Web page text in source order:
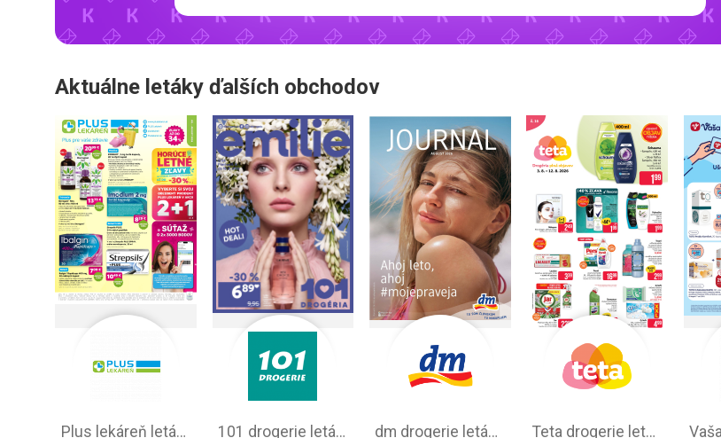
Aktuálne letáky ďalších obchodov
Plus lekáreň leták online 101 drogerie leták aktuálny dm drogerie leták na tento týždeň Teta drogerie leták na tento týždeň